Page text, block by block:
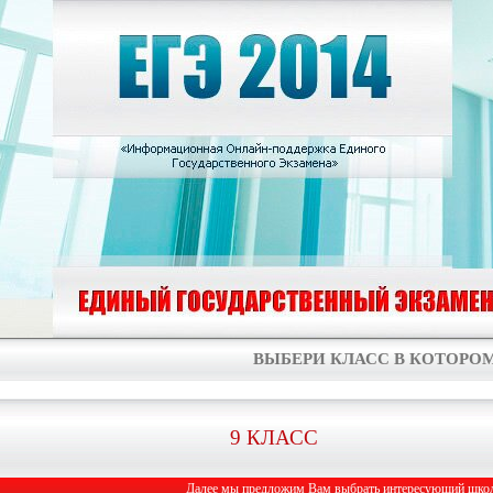
ВЫБЕРИ КЛАСС В
9 КЛАСС
Далее мы предложим Вам выбрать интересующий